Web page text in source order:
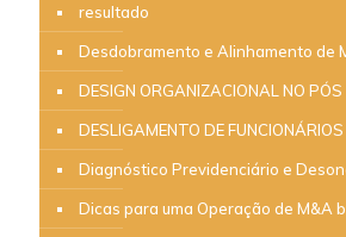
resultado
Desdobramento e Alinhamento de
DESIGN ORGANIZACIONAL NO
DESLIGAMENTO DE FUNCIONÁRIOS
Diagnóstico Previdenciário e
Dicas para uma Operação de M&A